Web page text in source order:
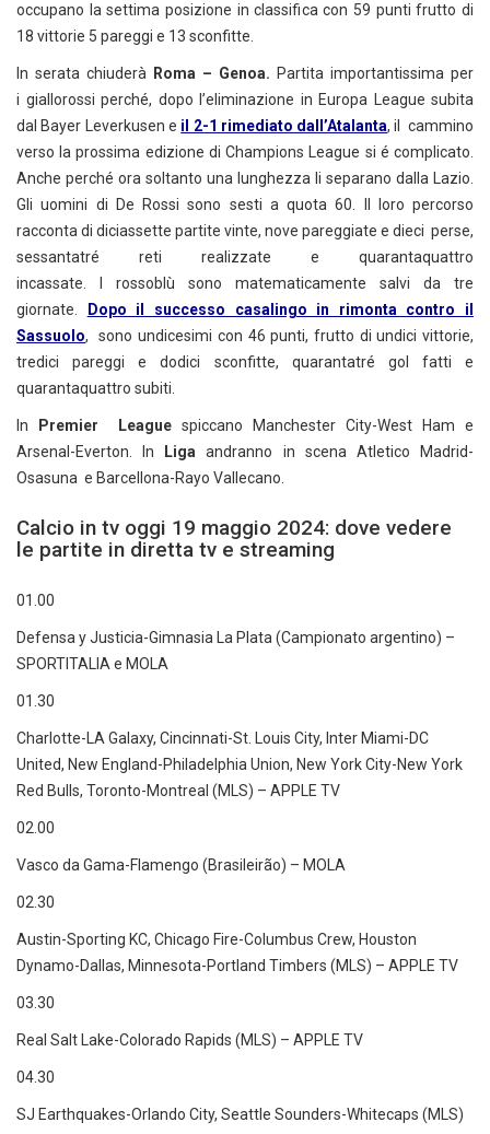
occupano la settima posizione in classifica con 59 punti frutto di
18 vittorie 5 pareggi e 13 sconfitte.
In serata chiuderà Roma – Genoa. Partita importantissima per
i giallorossi perché, dopo l’eliminazione in Europa League subita
dal Bayer Leverkusen e il 2-1 rimediato dall’Atalanta, il cammino
verso la prossima edizione di Champions League si é complicato.
Anche perché ora soltanto una lunghezza li separano dalla Lazio.
Gli uomini di De Rossi sono sesti a quota 60. Il loro percorso
racconta di diciassette partite vinte, nove pareggiate e dieci perse,
sessantatré reti realizzate e quarantaquattro
incassate. I rossoblù sono matematicamente salvi da tre
giornate.
Dopo il successo casalingo in rimonta contro il
Sassuolo, sono undicesimi con 46 punti, frutto di undici vittorie,
tredici pareggi e dodici sconfitte, quarantatré gol fatti e
quarantaquattro subiti.
In Premier League spiccano Manchester City-West Ham e
Arsenal-Everton. In
Liga andranno in scena Atletico Madrid-
Osasuna e Barcellona-Rayo Vallecano.
Calcio in tv oggi 19 maggio 2024: dove vedere
le partite in diretta tv e streaming
01.00
Defensa y Justicia-Gimnasia La Plata (Campionato argentino) –
SPORTITALIA e MOLA
01.30
Charlotte-LA Galaxy, Cincinnati-St. Louis City, Inter Miami-DC
United, New England-Philadelphia Union, New York City-New York
Red Bulls, Toronto-Montreal (MLS) – APPLE TV
02.00
Vasco da Gama-Flamengo (Brasileirão) – MOLA
02.30
Austin-Sporting KC, Chicago Fire-Columbus Crew, Houston
Dynamo-Dallas, Minnesota-Portland Timbers (MLS) – APPLE TV
03.30
Real Salt Lake-Colorado Rapids (MLS) – APPLE TV
04.30
SJ Earthquakes-Orlando City, Seattle Sounders-Whitecaps (MLS)